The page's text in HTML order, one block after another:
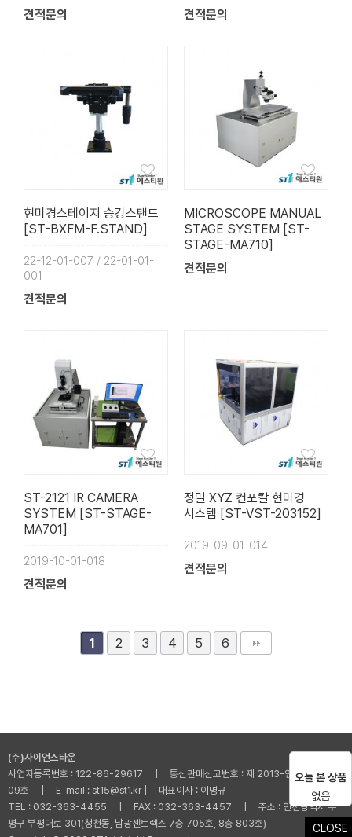
견적문의 견적문의
현미경스테이지 승강스탠드
[ST-BXFM-F.STAND]
22-12-01-007 / 22-01-01-
001
견적문의
MICROSCOPE MANUAL
STAGE SYSTEM [ST-
STAGE-MA710]
견적문의
ST-2121 IR CAMERA
SYSTEM [ST-STAGE-
MA701]
2019-10-01-018
견적문의
정밀 XYZ 컨포칼 현미경
시스템 [ST-VST-203152]
2019-09-01-014
견적문의
1 2 3 4 5 6
(주)사이언스타운
사업자등록번호 : 122-86-29617 | 통신판매신고번호 : 제 2013-인천부평-001
09호 | E-mail : st15@st1.kr | 대표이사 : 이명규
TEL : 032-363-4455 | FAX : 032-363-4457 | 주소 : 인천광역시 부
평구 부평대로 301(청천동, 남광센트렉스 7층 705호, 8층 803호)
CLOSE
오늘 본 상품
없음